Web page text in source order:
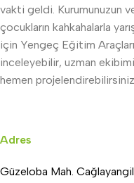
vakti geldi. Kurumunuzun
çocukların kahkahalarla
için Yengeç Eğitim
inceleyebilir, uzman
hemen
Adres
Güzeloba Mah.